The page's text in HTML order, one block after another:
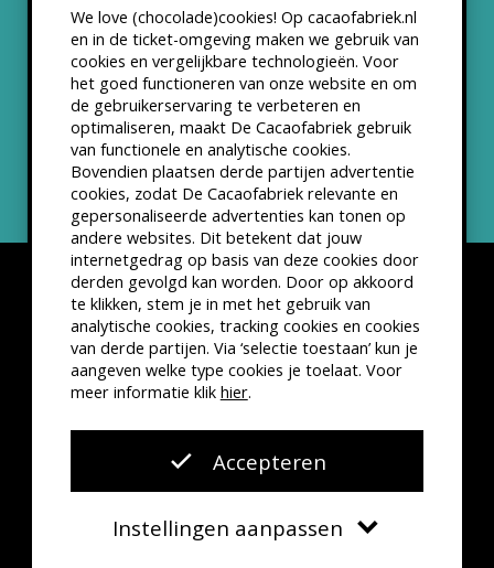
We love (chocolade)cookies! Op cacaofabriek.nl
en in de ticket-omgeving maken we gebruik van
cookies en vergelijkbare technologieën. Voor
het goed functioneren van onze website en om
de gebruikerservaring te verbeteren en
optimaliseren, maakt De Cacaofabriek gebruik
van functionele en analytische cookies.
Bovendien plaatsen derde partijen advertentie
cookies, zodat De Cacaofabriek relevante en
gepersonaliseerde advertenties kan tonen op
andere websites. Dit betekent dat jouw
internetgedrag op basis van deze cookies door
derden gevolgd kan worden. Door op akkoord
te klikken, stem je in met het gebruik van
analytische cookies, tracking cookies en cookies
van derde partijen. Via ‘selectie toestaan’ kun je
aangeven welke type cookies je toelaat. Voor
meer informatie klik hier.
Accepteren
Instellingen aanpassen
Partners & Samenwerkingen
ANBI status
Nieuwsbrief
Disclaimer Privacyverklaring
Kleine lettertjes
VSCD Bezoekersvoorwaarden
Website doorThe Cre8ion.Lab